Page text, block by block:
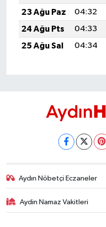
23 Ağu Paz
04:32
24 Ağu Pts
04:33
25 Ağu Sal
04:34
Aydın Nöbetçi Eczaneler
Aydin Namaz Vakitleri